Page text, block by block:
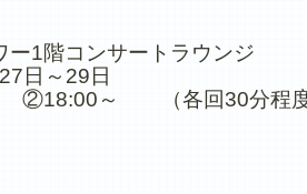
ー1階コンサートラウンジ
日～29日
～ （各回30分程